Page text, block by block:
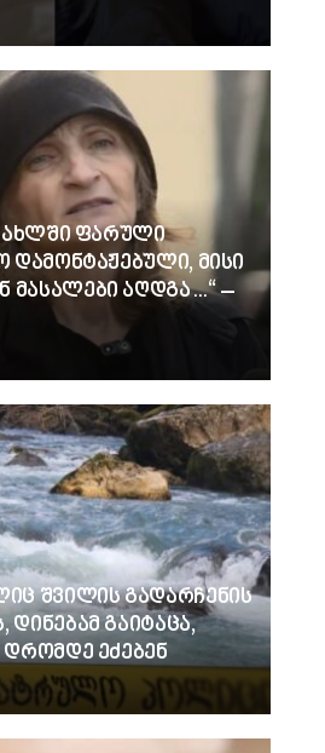
სახლში ფარული
დამონტაჟებული, მისი
მასალები აღდგა…“ –
შვილის გადარჩენის
გაიტაცა,
დრომდე ეძებენ